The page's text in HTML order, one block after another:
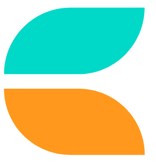
frontpage